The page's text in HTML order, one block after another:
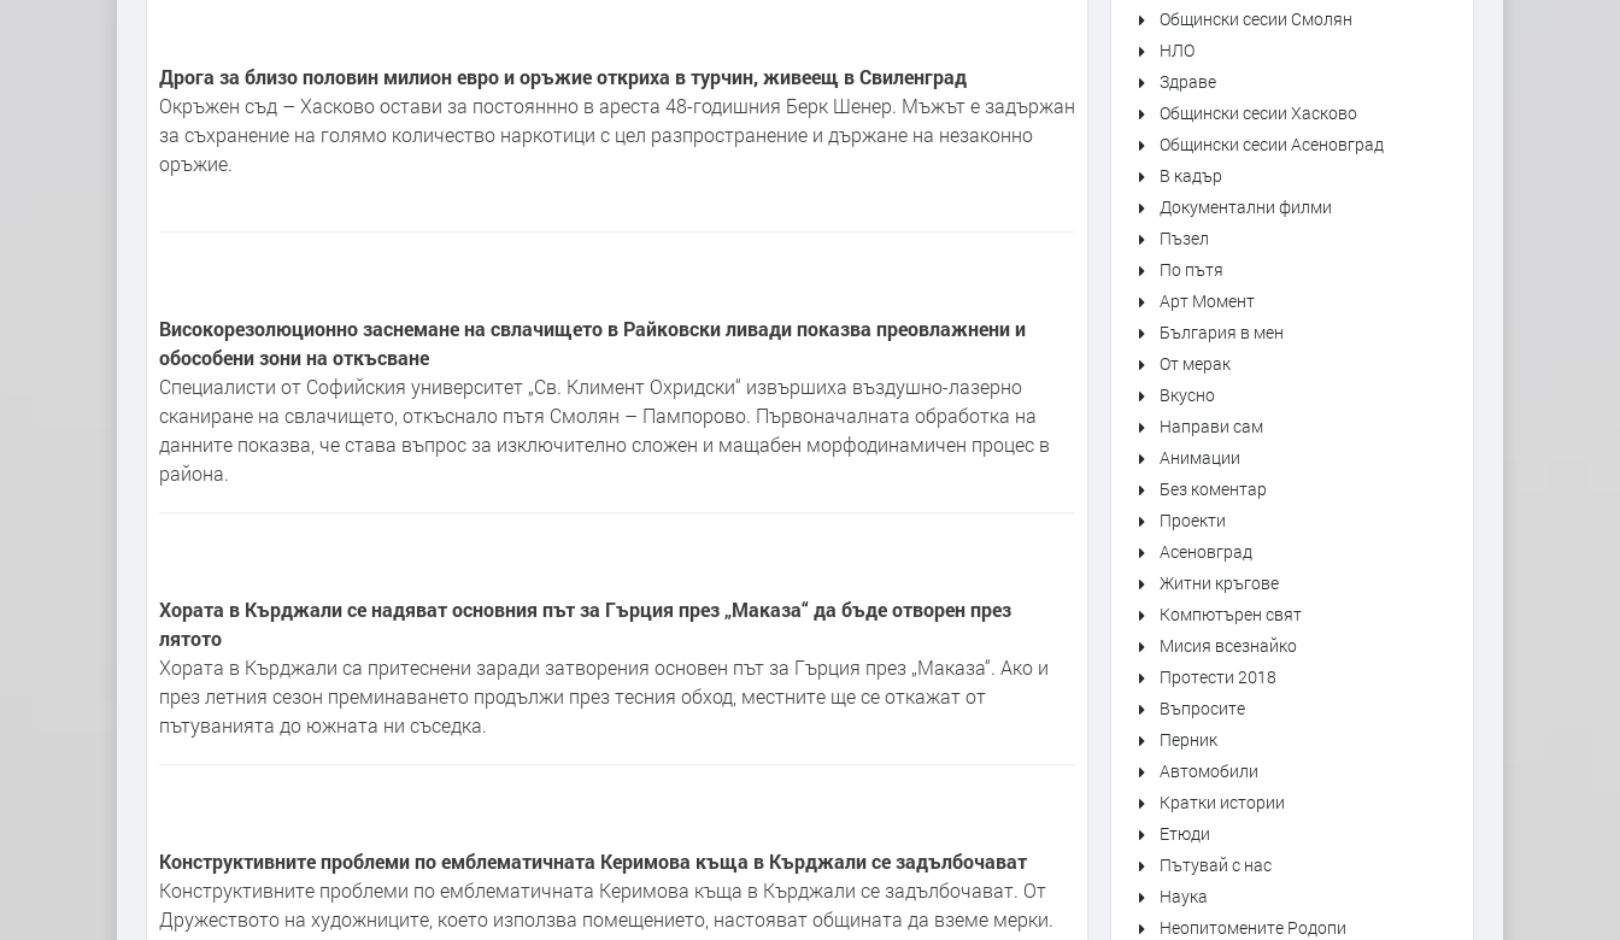
Дрога за близо половин милион евро и оръжие откриха в турчин, живеещ в Свиленград
Окръжен съд – Хасково остави за постояннно в ареста 48-годишния Берк Шенер. Мъжът е задържан
за съхранение на голямо количество наркотици с цел разпространение и държане на незаконно
оръжие.
Високорезолюционно заснемане на свлачището в Райковски ливади показва преовлажнени и
обособени зони на откъсване
Специалисти от Софийския университет „Св. Климент Охридски“ извършиха въздушно-лазерно
сканиране на свлачището, откъснало пътя Смолян – Пампорово. Първоначалната обработка на
данните показва, че става въпрос за изключително сложен и мащабен морфодинамичен процес в
района.
Хората в Кърджали се надяват основния път за Гърция през „Маказа“ да бъде отворен през
лятото
Хората в Кърджали са притеснени заради затворения основен път за Гърция през „Маказа“. Ако и
през летния сезон преминаването продължи през тесния обход, местните ще се откажат от
пътуванията до южната ни съседка.
Конструктивните проблеми по емблематичната Керимова къща в Кърджали се задълбочават
Конструктивните проблеми по емблематичната Керимова къща в Кърджали се задълбочават. От
Дружеството на художниците, което използва помещението, настояват общината да вземе мерки.
Общински сесии Смолян
НЛО
Здраве
Общински сесии Хасково
Общински сесии Асеновград
В кадър
Документални филми
Пъзел
По пътя
Арт Момент
България в мен
От мерак
Вкусно
Направи сам
Анимации
Без коментар
Проекти
Асеновград
Житни кръгове
Компютърен свят
Мисия всезнайко
Протести 2018
Въпросите
Перник
Автомобили
Кратки истории
Етюди
Пътувай с нас
Наука
Неопитомените Родопи